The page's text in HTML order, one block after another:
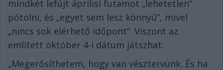
mindkét lefújt áprilisi futamot „lehetetlen”
pótolni, és „egyet sem lesz könnyű”, mivel
„nincs sok elérhető időpont”. Viszont az
említett október 4-i dátum játszhat:
„Megerősíthetem, hogy van vésztervünk. És ha